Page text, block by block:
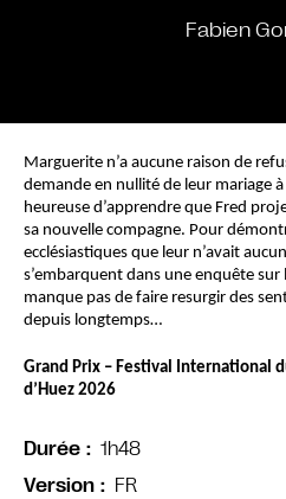
Fabien
Marguerite n’a aucune raison de
demande en nullité de leur mariage à
heureuse d’apprendre que Fred
sa nouvelle compagne. Pour
ecclésiastiques que leur n’avait
s’embarquent dans une enquête
manque pas de faire resurgir des
depuis longtemps…
Grand Prix – Festival International
d’Huez 2026
Durée
1h48
Version
FR